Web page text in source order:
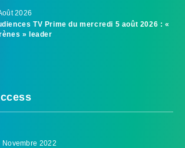
2026
TV Prime du mercredi 5 août 2026 : «
» leader
Novembre 2022